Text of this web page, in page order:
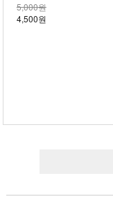
5,000원
4,500원